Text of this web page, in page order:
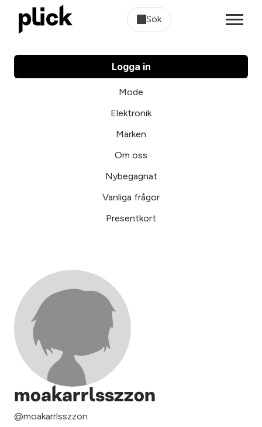
Sök
Logga in
Mode
Elektronik
Märken
Om oss
Nybegagnat
Vanliga frågor
Presentkort
moakarrlsszzon
@moakarrlsszzon